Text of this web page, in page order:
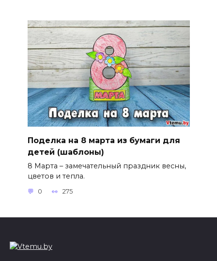
Поделка на 8 марта из бумаги для
детей (шаблоны)
8 Марта – замечательный праздник весны,
цветов и тепла.
0 275